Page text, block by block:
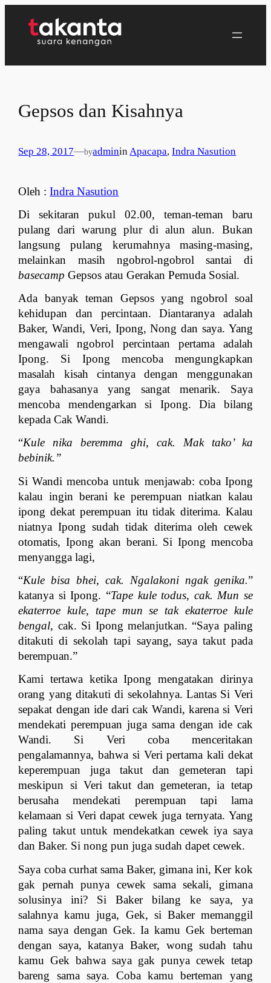
Gepsos dan Kisahnya
Sep 28, 2017—byadmininApacapa, Indra Nasution
Oleh : Indra Nasution
Di sekitaran pukul 02.00, teman-teman baru
pulang dari warung plur di alun alun. Bukan
langsung pulang kerumahnya masing-masing,
basecamp Gepsos atau Gerakan Pemuda Sosial.
Ada banyak teman Gepsos yang ngobrol soal
kehidupan dan percintaan. Diantaranya adalah
Baker, Wandi, Veri, Ipong, Nong dan saya. Yang
mengawali ngobrol percintaan pertama adalah
Ipong. Si Ipong mencoba mengungkapkan
masalah kisah cintanya dengan menggunakan
gaya bahasanya yang sangat menarik. Saya
mencoba mendengarkan si Ipong. Dia bilang
kepada Cak Wandi.
“Kule nika beremma ghi, cak. Mak tako’ ka
bebinik.”
Si Wandi mencoba untuk menjawab: coba Ipong
kalau ingin berani ke perempuan niatkan kalau
ipong dekat perempuan itu tidak diterima. Kalau
niatnya Ipong sudah tidak diterima oleh cewek
otomatis, Ipong akan berani. Si Ipong mencoba
menyangga lagi,
“Kule bisa bhei, cak. Ngalakoni ngak genika.”
katanya si Ipong. “Tape kule todus, cak. Mun se
ekaterroe kule, tape mun se tak ekaterroe kule
bengal, cak. Si Ipong melanjutkan. “Saya paling
ditakuti di sekolah tapi sayang, saya takut pada
berempuan.”
Kami tertawa ketika Ipong mengatakan dirinya
orang yang ditakuti di sekolahnya. Lantas Si Veri
sepakat dengan ide dari cak Wandi, karena si Veri
mendekati perempuan juga sama dengan ide cak
Wandi. Si Veri coba menceritakan
pengalamannya, bahwa si Veri pertama kali dekat
keperempuan juga takut dan gemeteran tapi
meskipun si Veri takut dan gemeteran, ia tetap
berusaha mendekati perempuan tapi lama
kelamaan si Veri dapat cewek juga ternyata. Yang
paling takut untuk mendekatkan cewek iya saya
dan Baker. Si nong pun juga sudah dapet cewek.
Saya coba curhat sama Baker, gimana ini, Ker kok
gak pernah punya cewek sama sekali, gimana
solusinya ini? Si Baker bilang ke saya, ya
salahnya kamu juga, Gek, si Baker memanggil
nama saya dengan Gek. Ia kamu Gek berteman
dengan saya, katanya Baker, wong sudah tahu
kamu Gek bahwa saya gak punya cewek tetap
bareng sama saya. Coba kamu berteman yang